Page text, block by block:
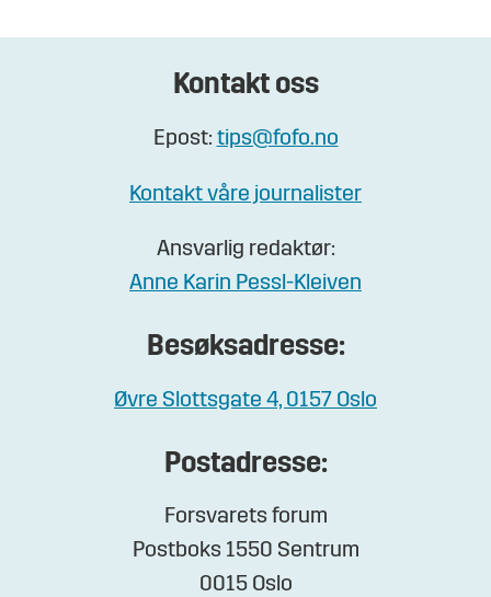
Kontakt oss
Epost: tips@fofo.no
Kontakt våre journalister
Ansvarlig redaktør:
Anne Karin Pessl-Kleiven
Besøksadresse:
Øvre Slottsgate 4, 0157 Oslo
Postadresse:
Forsvarets forum
Postboks 1550 Sentrum
0015 Oslo